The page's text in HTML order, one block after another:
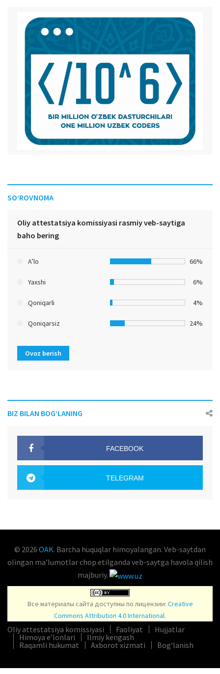
SO‘ROVNOMA
Oliy attestatsiya komissiyasi rasmiy veb-saytiga
baho bering
A’lo 66%
Yaxshi 6%
Qoniqarli 4%
Qoniqarsiz 24%
Ovoz berish
BIZ BILAN BOG‘LANING
FACEBOOK
TELEGRAM
© 2026 OAK. Barcha huquqlar himoyalangan. Veb-saytdan
olingan maʼlumotlar chop etilganda veb-saytga havola qilish
majburiy.
Все материалы сайта доступны по лицензии: Creative
Commons Attribution 4.0 International.
Oliy attestatsiya komissiyasi Faoliyat
Hujjatlar
Himoya e’lonlari
Ilmiy kengash
Raqamli hukumat
Axborot xizmati Bog‘lanish